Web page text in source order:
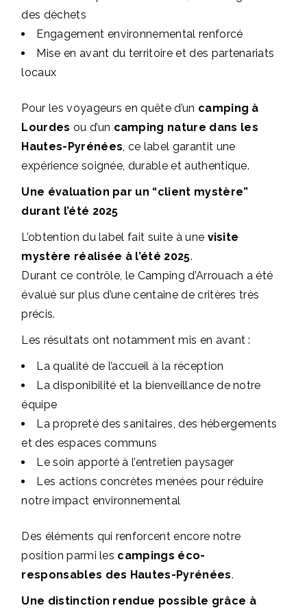
des déchets
Engagement environnemental renforcé
Mise en avant du territoire et des partenariats
locaux
Pour les voyageurs en quête d’un camping à
Lourdes ou d’un camping nature dans les
Hautes-Pyrénées, ce label garantit une
expérience soignée, durable et authentique.
Une évaluation par un “client mystère”
durant l’été 2025
L’obtention du label fait suite à une visite
mystère réalisée à l’été 2025.
Durant ce contrôle, le Camping d’Arrouach a été
évalué sur plus d’une centaine de critères très
précis.
Les résultats ont notamment mis en avant :
La qualité de l’accueil à la réception
La disponibilité et la bienveillance de notre
équipe
La propreté des sanitaires, des hébergements
et des espaces communs
Le soin apporté à l’entretien paysager
Les actions concrètes menées pour réduire
notre impact environnemental
Des éléments qui renforcent encore notre
position parmi les campings éco-
responsables des Hautes-Pyrénées.
Une distinction rendue possible grâce à